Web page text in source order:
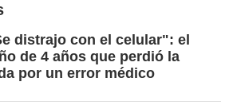
distrajo con el celular": el
de 4 años que perdió la
por un error médico